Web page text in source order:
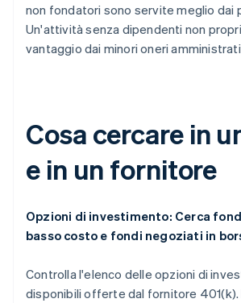
non fondatori sono servite meglio dai
Un'attività senza dipendenti non
vantaggio dai minori oneri
Cosa cercare in
e in un fornitore
Opzioni di investimento: Cerca
basso costo e fondi negoziati in
Controlla l'elenco delle opzioni di
disponibili offerte dal fornitore 401(k).